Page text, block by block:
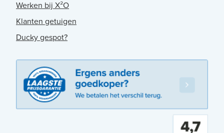
Werken bij X²O
Klanten getuigen
Ducky gespot?